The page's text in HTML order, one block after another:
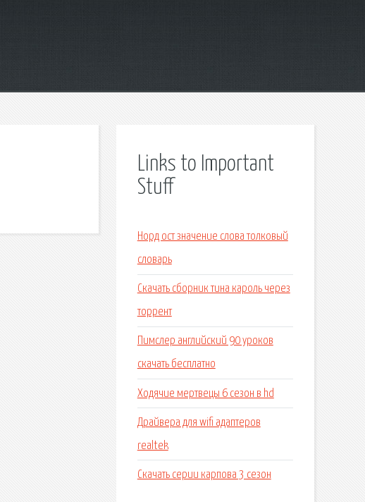
Links to Important
Stuff
Норд ост значение слова толковый
словарь
Скачать сборник тина кароль через
торрент
Пимслер английский 90 уроков
скачать бесплатно
Ходячие мертвецы 6 сезон в hd
Драйвера для wifi адаптеров
realtek
Скачать серии карпова 3 сезон